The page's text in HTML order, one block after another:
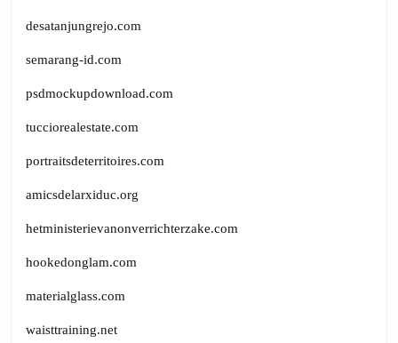
desatanjungrejo.com
semarang-id.com
psdmockupdownload.com
tucciorealestate.com
portraitsdeterritoires.com
amicsdelarxiduc.org
hetministerievanonverrichterzake.com
hookedonglam.com
materialglass.com
waisttraining.net